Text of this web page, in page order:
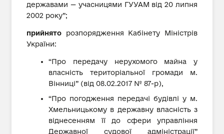
державами — учасницями ГУУАМ від 20 липня
2002 року”;
прийнято розпорядження Кабінету Міністрів
України:
“Про передачу нерухомого майна у
власність територіальної громади м.
Вінниці” (від 08.02.2017 № 87-р),
“Про погодження передачі будівлі у м.
Хмельницькому в державну власність з
віднесенням її до сфери управління
Державної судової адміністрації”